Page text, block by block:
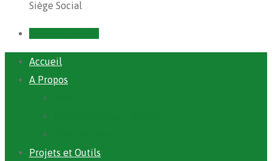
Siège Social
Accueil
A Propos
Projets et Outils